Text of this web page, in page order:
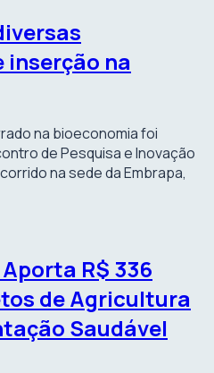
inserção na
na bioeconomia foi
de Pesquisa e Inovação
na sede da Embrapa,
R$ 336
de Agricultura
Saudável